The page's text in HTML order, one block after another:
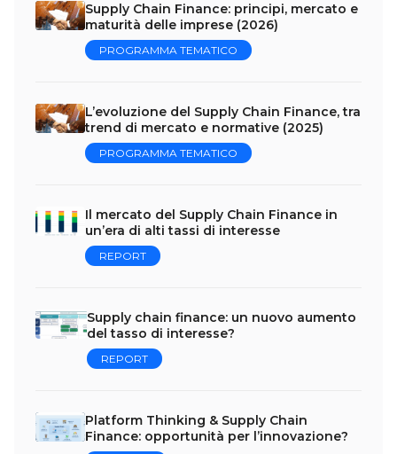
Supply Chain Finance: principi, mercato e
maturità delle imprese (2026)
PROGRAMMA TEMATICO
L’evoluzione del Supply Chain Finance, tra
trend di mercato e normative (2025)
PROGRAMMA TEMATICO
Il mercato del Supply Chain Finance in
un’era di alti tassi di interesse
REPORT
Supply chain finance: un nuovo aumento
del tasso di interesse?
REPORT
Platform Thinking & Supply Chain
Finance: opportunità per l’innovazione?